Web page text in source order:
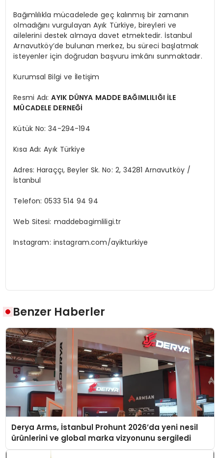
Bağımlılıkla mücadelede geç kalınmış bir zamanın
olmadığını vurgulayan Ayık Türkiye, bireyleri ve
ailelerini destek almaya davet etmektedir. İstanbul
Arnavutköy’de bulunan merkez, bu süreci başlatmak
isteyenler için doğrudan başvuru imkânı sunmaktadır.
Kurumsal Bilgi ve İletişim
Resmi Adı:AYIK DÜNYA MADDE BAĞIMLILIĞI İLE
MÜCADELE DERNEĞİ
Kütük No: 34-294-194
Kısa Adı: Ayık Türkiye
Adres: Haraççı, Beyler Sk. No: 2, 34281 Arnavutköy /
İstanbul
Telefon: 0533 514 94 94
Web Sitesi: maddebagimliligi.tr
Instagram: instagram.com/ayikturkiye
Benzer Haberler
Derya Arms, İstanbul Prohunt 2026’da yeni nesil
ürünlerini ve global marka vizyonunu sergiledi